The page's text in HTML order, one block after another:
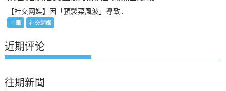
【社交网媒】因「預製菜風波」導致...
中華 社交網媒
近期评论
往期新聞